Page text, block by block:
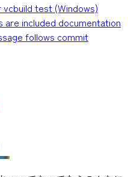
test (Windows)
included documentation
follows commit